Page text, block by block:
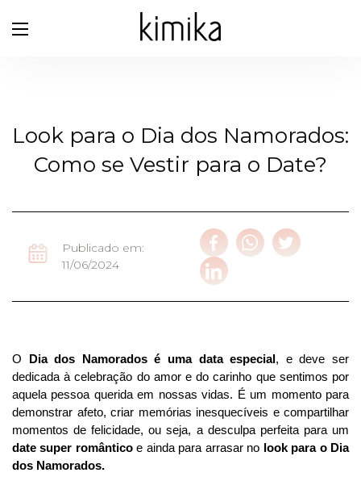
Look para o Dia dos Namorados:
Como se Vestir para o Date?
Publicado em:
11/06/2024
O Dia dos Namorados é uma data especial , e deve ser
dedicada à celebração do amor e do carinho que sentimos por
aquela pessoa querida em nossas vidas. É um momento para
demonstrar afeto, criar memórias inesquecíveis e compartilhar
momentos de felicidade, ou seja, a desculpa perfeita para um
date super românticoe ainda para arrasar no look para o Dia
dos Namorados.